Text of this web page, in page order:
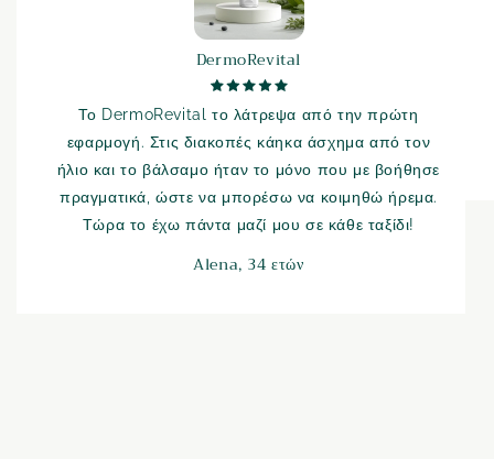
DermoRevital
Το DermoRevital το λάτρεψα από την πρώτη
εφαρμογή. Στις διακοπές κάηκα άσχημα από τον
ήλιο και το βάλσαμο ήταν το μόνο που με βοήθησε
πραγματικά, ώστε να μπορέσω να κοιμηθώ ήρεμα.
Τώρα το έχω πάντα μαζί μου σε κάθε ταξίδι!
Alena, 34 ετών